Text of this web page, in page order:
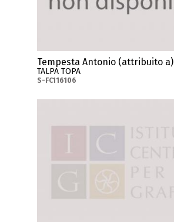
Tempesta Antonio (attribuito a)
TALPA TOPA
S-FC116106